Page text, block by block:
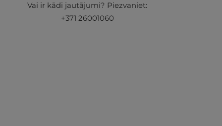
Vai ir kādi jautājumi? Piezvaniet:
+371 26001060